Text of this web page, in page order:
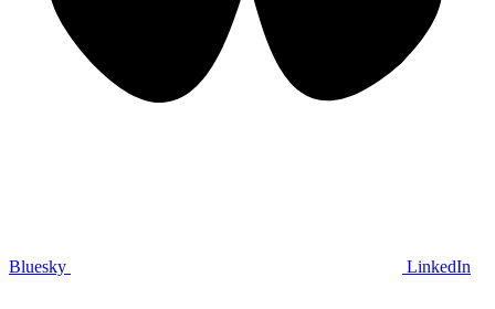
Bluesky LinkedIn